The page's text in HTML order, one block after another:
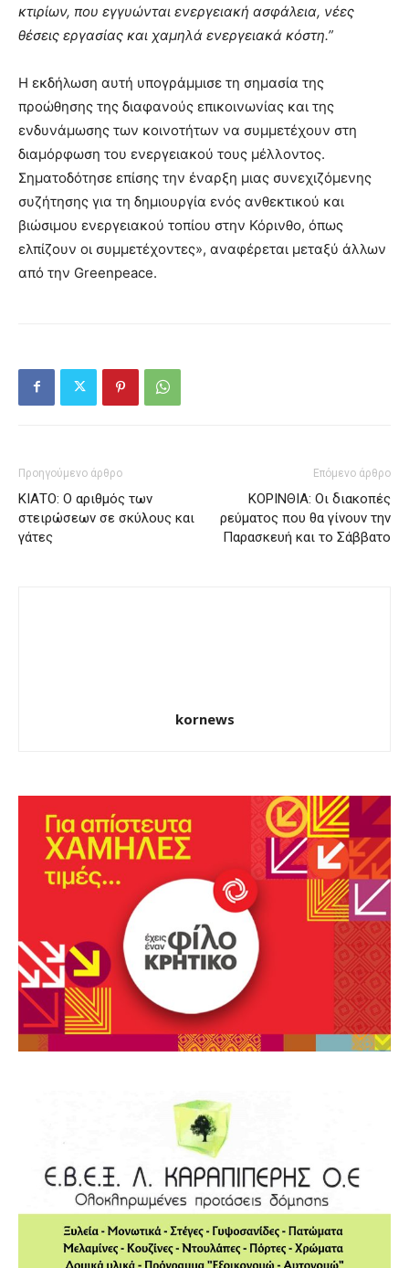
κτιρίων, που εγγυώνται ενεργειακή ασφάλεια, νέες
θέσεις εργασίας και χαμηλά ενεργειακά κόστη.”
Η εκδήλωση αυτή υπογράμμισε τη σημασία της
προώθησης της διαφανούς επικοινωνίας και της
ενδυνάμωσης των κοινοτήτων να συμμετέχουν στη
διαμόρφωση του ενεργειακού τους μέλλοντος.
Σηματοδότησε επίσης την έναρξη μιας συνεχιζόμενης
συζήτησης για τη δημιουργία ενός ανθεκτικού και
βιώσιμου ενεργειακού τοπίου στην Κόρινθο, όπως
ελπίζουν οι συμμετέχοντες», αναφέρεται μεταξύ άλλων
από την Greenpeace.
Προηγούμενο άρθρο
ΚΙΑΤΟ: Ο αριθμός των
στειρώσεων σε σκύλους και
γάτες
Επόμενο άρθρο
ΚΟΡΙΝΘΙΑ: Οι διακοπές
ρεύματος που θα γίνουν την
Παρασκευή και το Σάββατο
kornews